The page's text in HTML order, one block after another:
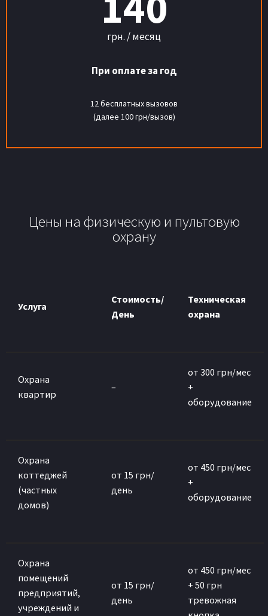
грн. / месяц
При оплате за год
12 бесплатных вызовов
(далее 100 грн/вызов)
Цены на физическую и пультовую
охрану
Услуга
Стоимость/
День
Техническая
охрана
Охрана
квартир
–
от 300 грн/мес
+
оборудование
Охрана
коттеджей
(частных
домов)
от 15 грн/
день
от 450 грн/мес
+
оборудование
Охрана
помещений
предприятий,
учреждений и
от 15 грн/
день
от 450 грн/мес
+ 50 грн
тревожная